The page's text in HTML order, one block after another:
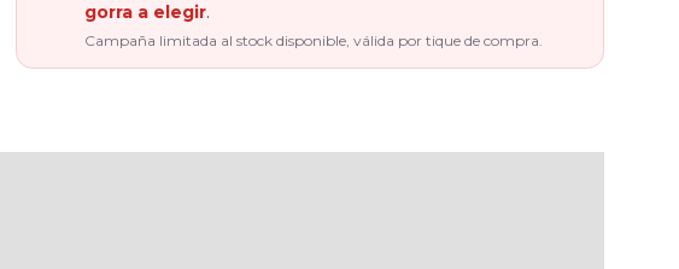
gorra a elegir.
Campaña limitada al stock disponible, válida por tique de compra.